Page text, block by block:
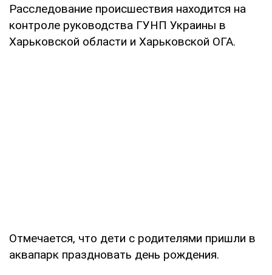
Расследование происшествия находится на
контроле руководства ГУНП Украины в
Харьковской области и Харьковской ОГА.
Отмечается, что дети с родителями пришли в
аквапарк праздновать день рождения.